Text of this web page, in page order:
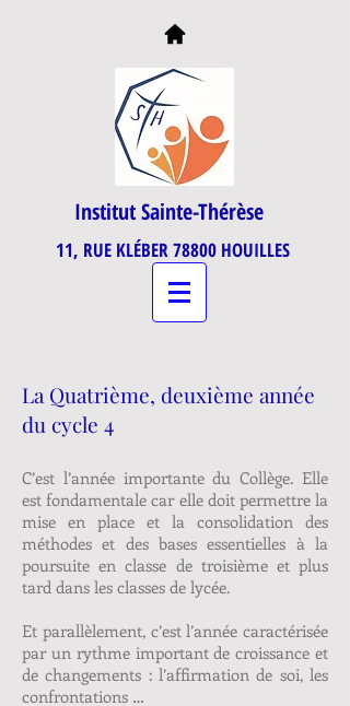
Institut Sainte-Thérèse
11, RUE KLÉBER 78800 HOUILLES
La Quatrième, deuxième année
du cycle 4
C’est l’année importante du Collège. Elle
est fondamentale car elle doit permettre la
mise en place et la consolidation des
méthodes et des bases essentielles à la
poursuite en classe de troisième et plus
tard dans les classes de lycée.
Et parallèlement, c’est l’année caractérisée
par un rythme important de croissance et
de changements : l’affirmation de soi, les
confrontations …